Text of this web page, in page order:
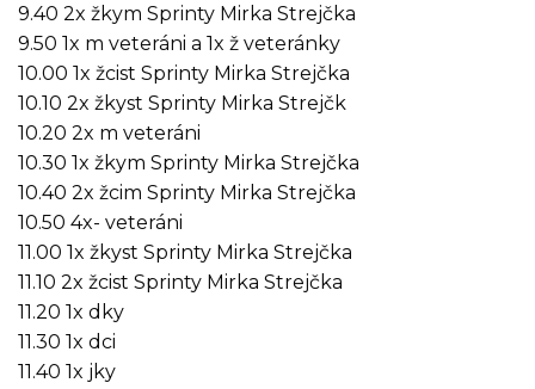
9.40 2x žkym Sprinty Mirka Strejčka
9.50 1x m veteráni a 1x ž veteránky
10.00 1x žcist Sprinty Mirka Strejčka
10.10 2x žkyst Sprinty Mirka Strejčk
10.20 2x m veteráni
10.30 1x žkym Sprinty Mirka Strejčka
10.40 2x žcim Sprinty Mirka Strejčka
10.50 4x- veteráni
11.00 1x žkyst Sprinty Mirka Strejčka
11.10 2x žcist Sprinty Mirka Strejčka
11.20 1x dky
11.30 1x dci
11.40 1x jky